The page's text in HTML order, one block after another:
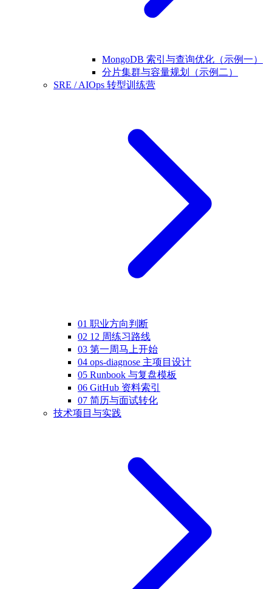
MongoDB 索引与查询优化（示例一）
分片集群与容量规划（示例二）
SRE / AIOps 转型训练营
01 职业方向判断
02 12 周练习路线
03 第一周马上开始
04 ops-diagnose 主项目设计
05 Runbook 与复盘模板
06 GitHub 资料索引
07 简历与面试转化
技术项目与实践